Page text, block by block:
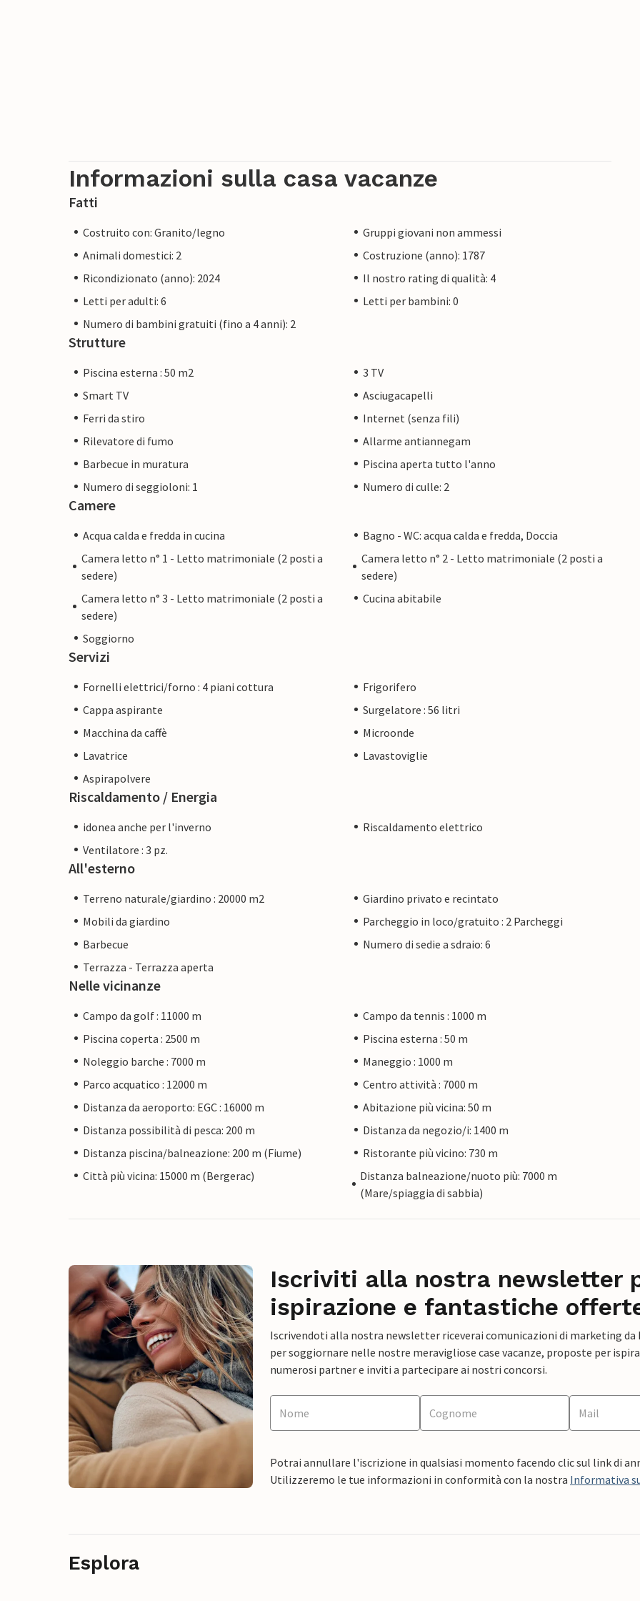
Informazioni sulla casa vacanze
Fatti
Costruito con: Granito/legno
Gruppi giovani non ammessi
Animali domestici: 2
Costruzione (anno): 1787
Ricondizionato (anno): 2024
Il nostro rating di qualità: 4
Letti per adulti: 6
Letti per bambini: 0
Numero di bambini gratuiti (fino a 4 anni): 2
Strutture
Piscina esterna : 50 m2
3 TV
Smart TV
Asciugacapelli
Ferri da stiro
Internet (senza fili)
Rilevatore di fumo
Allarme antiannegam
Barbecue in muratura
Piscina aperta tutto l'anno
Numero di seggioloni: 1
Numero di culle: 2
Camere
Acqua calda e fredda in cucina
Bagno - WC: acqua calda e fredda, Doccia
Camera letto n° 1 - Letto matrimoniale (2 posti a
sedere)
Camera letto n° 2 - Letto matrimoniale (2 posti a
sedere)
Camera letto n° 3 - Letto matrimoniale (2 posti a
sedere)
Cucina abitabile
Soggiorno
Servizi
Fornelli elettrici/forno : 4 piani cottura
Frigorifero
Cappa aspirante
Surgelatore : 56 litri
Macchina da caffè
Microonde
Lavatrice
Lavastoviglie
Aspirapolvere
Riscaldamento / Energia
idonea anche per l'inverno
Riscaldamento elettrico
Ventilatore : 3 pz.
All'esterno
Terreno naturale/giardino : 20000 m2
Giardino privato e recintato
Mobili da giardino
Parcheggio in loco/gratuito : 2 Parcheggi
Barbecue
Numero di sedie a sdraio: 6
Terrazza - Terrazza aperta
Nelle vicinanze
Campo da golf : 11000 m
Campo da tennis : 1000 m
Piscina coperta : 2500 m
Piscina esterna : 50 m
Noleggio barche : 7000 m
Maneggio : 1000 m
Parco acquatico : 12000 m
Centro attività : 7000 m
Distanza da aeroporto: EGC : 16000 m
Abitazione più vicina: 50 m
Distanza possibilità di pesca: 200 m
Distanza da negozio/i: 1400 m
Distanza piscina/balneazione: 200 m (Fiume)
Ristorante più vicino: 730 m
Città più vicina: 15000 m (Bergerac)
Distanza balneazione/nuoto più: 7000 m
(Mare/spiaggia di sabbia)
Iscriviti alla nostra newsletter
ispirazione e fantastiche
Iscrivendoti alla nostra newsletter riceverai comunicazioni di marketing
per soggiornare nelle nostre meravigliose case vacanze, proposte per
numerosi partner e inviti a partecipare ai nostri concorsi.
Potrai annullare l'iscrizione in qualsiasi momento facendo clic sul link di
Utilizzeremo le tue informazioni in conformità con la nostra Informativa
Esplora